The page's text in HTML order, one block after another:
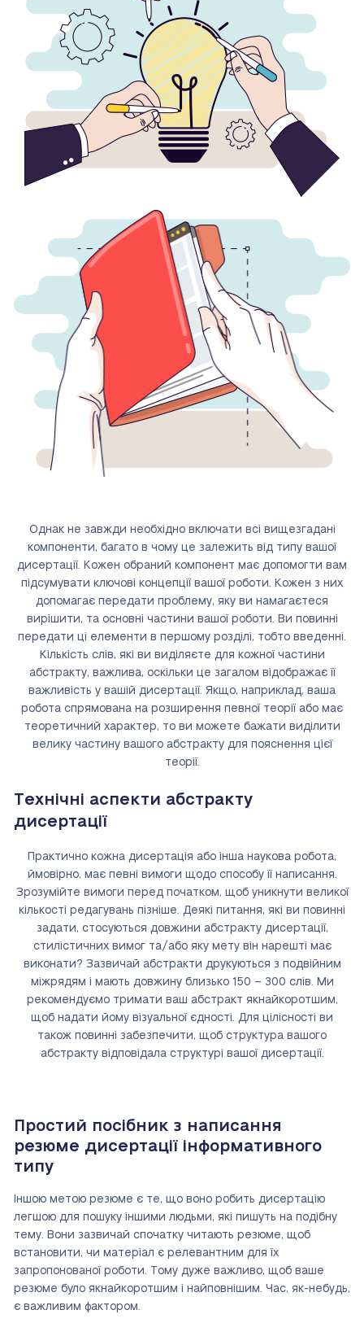
Однак не завжди необхідно включати всі вищезгадані
компоненти, багато в чому це залежить від типу вашої
дисертації. Кожен обраний компонент має допомогти вам
підсумувати ключові концепції вашої роботи. Кожен з них
допомагає передати проблему, яку ви намагаєтеся
вирішити, та основні частини вашої роботи. Ви повинні
передати ці елементи в першому розділі, тобто введенні.
Кількість слів, які ви виділяєте для кожної частини
абстракту, важлива, оскільки це загалом відображає її
важливість у вашій дисертації. Якщо, наприклад, ваша
робота спрямована на розширення певної теорії або має
теоретичний характер, то ви можете бажати виділити
велику частину вашого абстракту для пояснення цієї
теорії.
Технічні аспекти абстракту
дисертації
Практично кожна дисертація або інша наукова робота,
ймовірно, має певні вимоги щодо способу її написання.
Зрозумійте вимоги перед початком, щоб уникнути великої
кількості редагувань пізніше. Деякі питання, які ви повинні
задати, стосуються довжини абстракту дисертації,
стилістичних вимог та/або яку мету він нарешті має
виконати? Зазвичай абстракти друкуються з подвійним
міжрядям і мають довжину близько 150 – 300 слів. Ми
рекомендуємо тримати ваш абстракт якнайкоротшим,
щоб надати йому візуальної єдності. Для цілісності ви
також повинні забезпечити, щоб структура вашого
абстракту відповідала структурі вашої дисертації.
Простий посібник з написання
резюме дисертації інформативного
типу
Іншою метою резюме є те, що воно робить дисертацію
легшою для пошуку іншими людьми, які пишуть на подібну
тему. Вони зазвичай спочатку читають резюме, щоб
встановити, чи матеріал є релевантним для їх
запропонованої роботи. Тому дуже важливо, щоб ваше
резюме було якнайкоротшим і найповнішим. Час, як-небудь,
є важливим фактором.